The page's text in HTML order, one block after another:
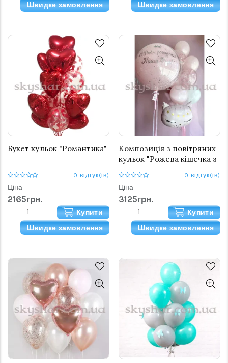
Швидке замовлення
Швидке замовлення
Букет кульок "Романтика"
0 відгук(ів)
Ціна
2165грн.
Купити
Швидке замовлення
Композиція з повітряних
кульок "Рожева кішечка з
великою кулькою"
0 відгук(ів)
Ціна
3125грн.
Купити
Швидке замовлення